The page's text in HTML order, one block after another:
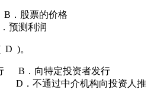
B．股票的价格
预测利润
D )。
B．向特定投资者发行
D．不通过中介机构向投资人推